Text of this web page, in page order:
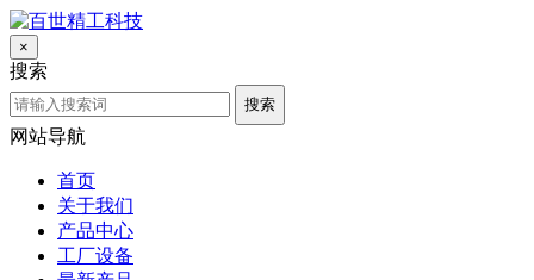
×
搜索
搜索
网站导航
首页
关于我们
产品中心
工厂设备